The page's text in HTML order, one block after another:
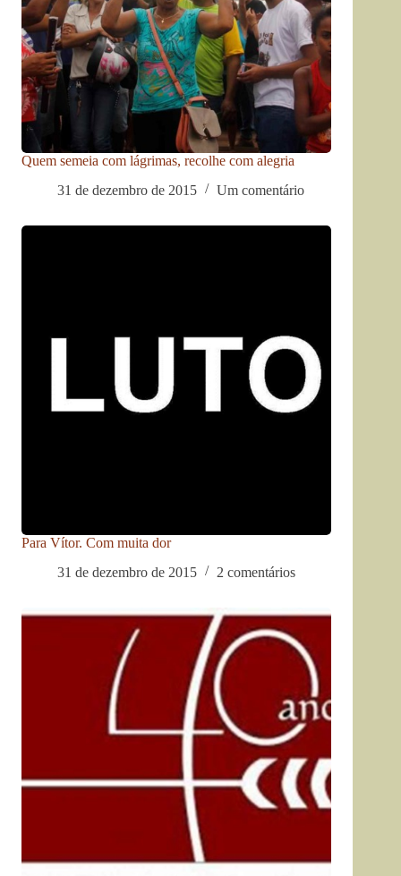
Quem semeia com lágrimas, recolhe com alegria
31 de dezembro de 2015
Um comentário
Para Vítor. Com muita dor
31 de dezembro de 2015
2 comentários